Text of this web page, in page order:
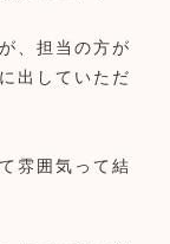
、担当の方が
出していただ
雰囲気って結